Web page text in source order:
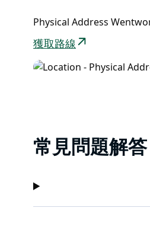
Physical Address
獲取路線
常見問題解答